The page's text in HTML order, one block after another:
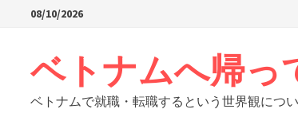
08/10/2026
ベトナムへ帰っ
ベトナムで就職・転職するという世界観につ